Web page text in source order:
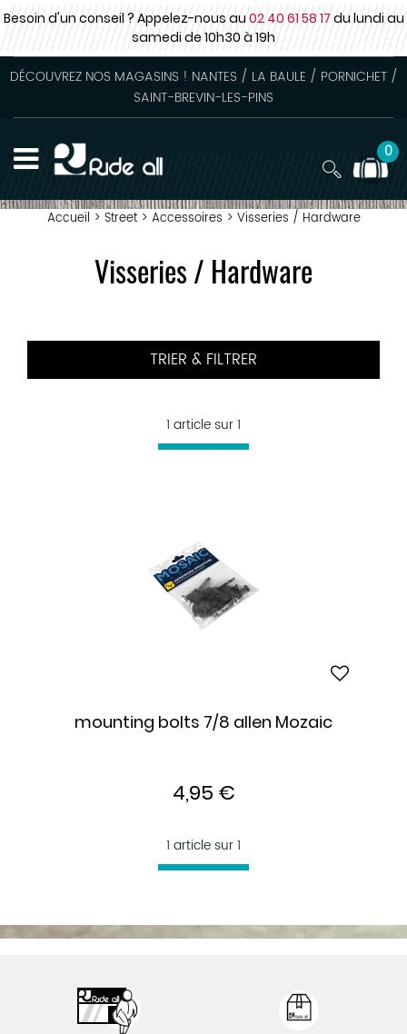
Besoin d'un conseil ? Appelez-nous au02 40 61 58 17du lundi au
samedide 10h30 à 19h
DÉCOUVREZ NOS MAGASINS ! NANTES / LA BAULE / PORNICHET /
SAINT-BREVIN-LES-PINS
0
Accueil > Street > Accessoires > Visseries / Hardware
Visseries / Hardware
TRIER & FILTRER
1 article sur1
mounting bolts 7/8 allen Mozaic
4,95 €
1 article sur1